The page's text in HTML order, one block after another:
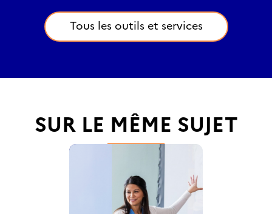
Tous les outils et services
SUR LE MÊME SUJET